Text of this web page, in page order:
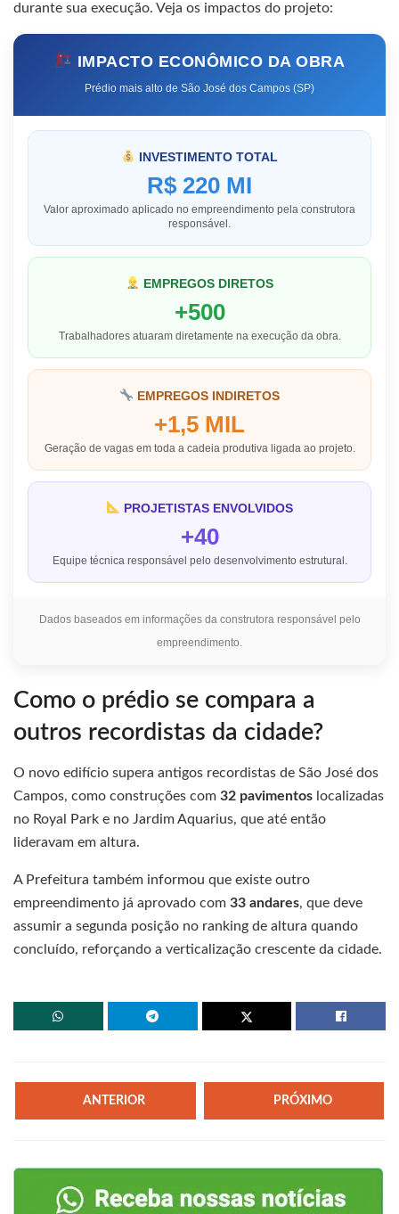
durante sua execução. Veja os impactos do projeto:
IMPACTO ECONÔMICO DA OBRA
Prédio mais alto de São José dos Campos (SP)
INVESTIMENTO TOTAL
R$ 220 MI
Valor aproximado aplicado no empreendimento pela construtora
responsável.
EMPREGOS DIRETOS
+500
Trabalhadores atuaram diretamente na execução da obra.
EMPREGOS INDIRETOS
+1,5 MIL
Geração de vagas em toda a cadeia produtiva ligada ao projeto.
PROJETISTAS ENVOLVIDOS
+40
Equipe técnica responsável pelo desenvolvimento estrutural.
Dados baseados em informações da construtora responsável pelo
empreendimento.
Como o prédio se compara a
outros recordistas da cidade?
O novo edifício supera antigos recordistas de São José dos
Campos, como construções com 32 pavimentos localizadas
no Royal Park e no Jardim Aquarius, que até então
lideravam em altura.
A Prefeitura também informou que existe outro
empreendimento já aprovado com 33 andares, que deve
assumir a segunda posição no ranking de altura quando
concluído, reforçando a verticalização crescente da cidade.
ANTERIOR PRÓXIMO